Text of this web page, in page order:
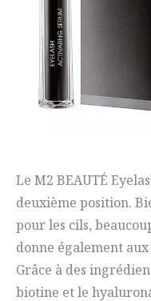
Le M2 BEAUTÉ
deuxième position.
pour les cils,
donne également
Grâce à des
biotine et le